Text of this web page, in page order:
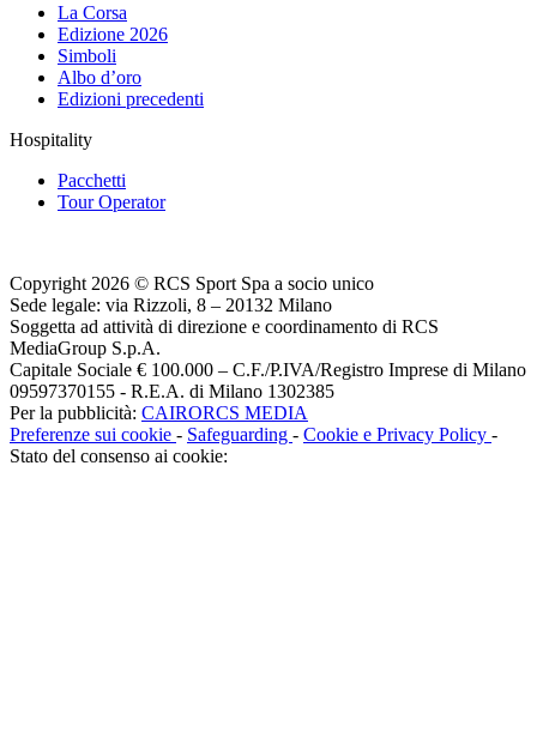
La Corsa
Edizione 2026
Simboli
Albo d’oro
Edizioni precedenti
Hospitality
Pacchetti
Tour Operator
Copyright 2026 © RCS Sport Spa a socio unico
Sede legale: via Rizzoli, 8 – 20132 Milano
Soggetta ad attività di direzione e coordinamento di RCS
MediaGroup S.p.A.
Capitale Sociale € 100.000 – C.F./P.IVA/Registro Imprese di Milano
09597370155 - R.E.A. di Milano 1302385
Per la pubblicità: CAIRORCS MEDIA
Preferenze sui cookie - Safeguarding - Cookie e Privacy Policy -
Stato del consenso ai cookie: